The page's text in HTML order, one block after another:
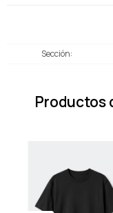
Sección
Productos